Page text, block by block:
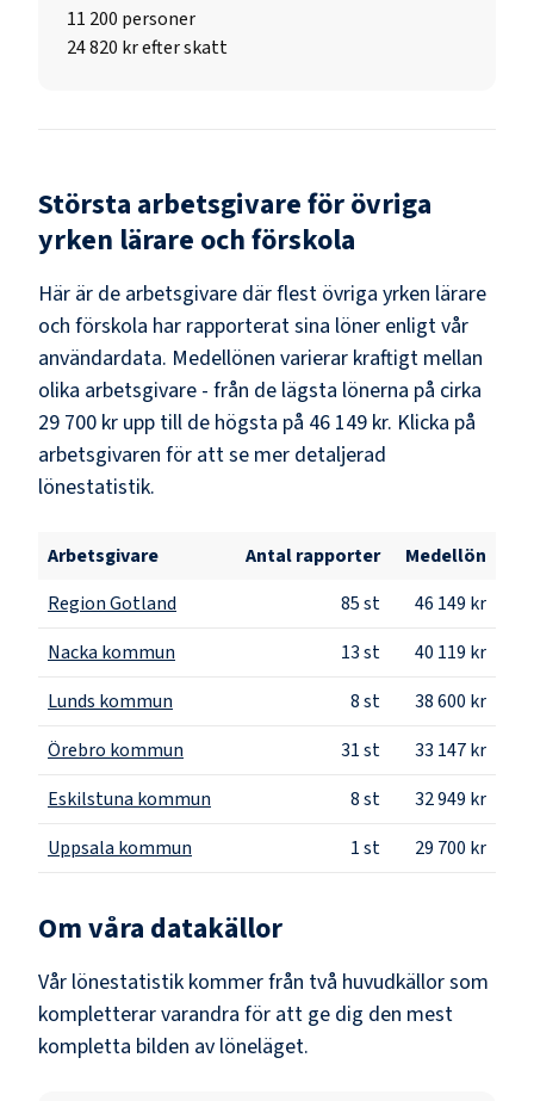
11 200 personer
24 820 kr efter skatt
Största arbetsgivare förövriga
yrken lärare och förskola
Här är de arbetsgivare där flest övriga yrken lärare
och förskola har rapporterat sina löner enligt vår
användardata. Medellönen varierar kraftigt mellan
olika arbetsgivare - från de lägsta lönerna på cirka
29 700 kr upp till de högsta på 46 149 kr. Klicka på
arbetsgivaren för att se mer detaljerad
lönestatistik.
Arbetsgivare Antal rapporter
Medellön
Region Gotland
85st
46 149 kr
Nacka kommun
13st
40 119 kr
Lunds kommun
8st
38 600 kr
Örebro kommun
31st
33 147 kr
Eskilstuna kommun
8st
32 949 kr
Uppsala kommun
1st 29 700 kr
Om våra datakällor
Vår lönestatistik kommer från två huvudkällor som
kompletterar varandra för att ge dig den mest
kompletta bilden av löneläget.